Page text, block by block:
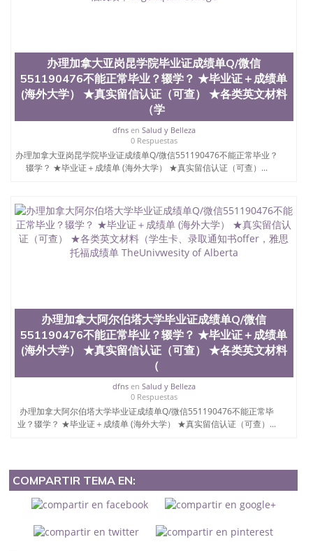
办理加拿大亚岗昆学院毕业证成绩单Q/微信
551190476不能正常毕业？辍学？ ★毕业证＋成绩单
(海外大学） ★真实留信认证（可查） ★各类英文材料
（学
dfnsen Salud y Belleza
0 Respuestas
办理加拿大亚岗昆学院毕业证成绩单Q/微信551190476不能正常毕业？
辍学？ ★毕业证＋成绩单 (海外大学） ★真实留信认证（可查）...
办理加拿大阿尔伯塔大学毕业证成绩单Q/微信
551190476不能正常毕业？辍学？ ★毕业证＋成绩单
(海外大学） ★真实留信认证（可查） ★各类英文材料
（
dfnsen Salud y Belleza
0 Respuestas
办理加拿大阿尔伯塔大学毕业证成绩单Q/微信551190476不能正常毕
业？辍学？ ★毕业证＋成绩单 (海外大学） ★真实留信认证（可查）...
COMPARTIR TEMA EN: